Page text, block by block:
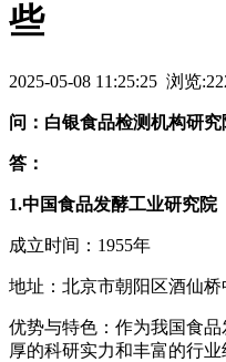
些
2025-05-08 11:25:25 浏览:
问：白银食品检测机构研究
答：
1.中国食品发酵工业研究院
成立时间：1955年
地址：北京市朝阳区酒仙桥
优势与特色：作为我国食
厚的科研实力和丰富的行